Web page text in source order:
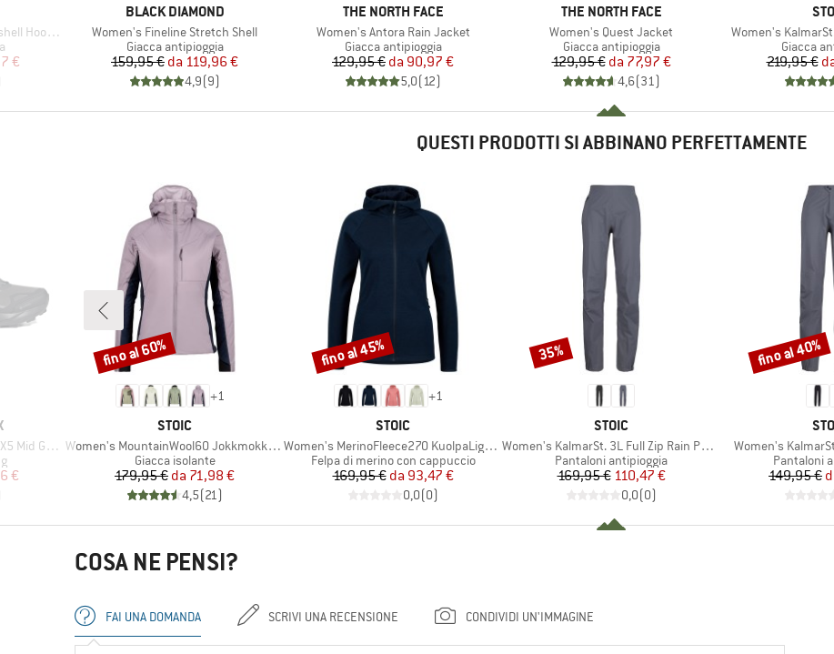
Jacket
€
MARCHIO
BLACK DIAMOND
Articolo
Women's Fineline Stretch Shell
Gruppo di prodotti
Giacca antipioggia
Prezzo
159,95 € Prezzo ridotto
da 119,96 €
4,9(9)
MARCHIO
THE NORTH FACE
Articolo
Women's Antora Rain Jacket
Gruppo di prodotti
Giacca antipioggia
Prezzo
129,95 € Prezzo ridotto
da 90,97 €
5,0(12)
MARCHIO
THE NORTH FACE
Articolo
Women's Quest Jacket
Gruppo di prodotti
Giacca antipioggia
Prezzo
129,95 € Prezzo ridotto
da 77,97 €
4,6(31)
Articolo
Women's
Gruppo
Giacca
219,95 €
QUESTI PRODOTTI SI ABBINANO PERFETTAMENTE
TEX
€
+1
MARCHIO
STOIC
Articolo
Women's MountainWool60 JokkmokkSt. Hybrid Hoody
Gruppo di prodotti
Giacca isolante
Prezzo
179,95 € Prezzo ridotto
da 71,98 €
4,5(21)
Sconto
fino al 60%
+1
MARCHIO
STOIC
Articolo
Women's MerinoFleece270 KuolpaLightSt. Zip Hoody
Gruppo di prodotti
Felpa di merino con cappuccio
Prezzo
169,95 € Prezzo ridotto
da 93,47 €
0,0(0)
Sconto
fino al 45%
MARCHIO
STOIC
Articolo
Women's KalmarSt. 3L Full Zip Rain Pants II
Gruppo di prodotti
Pantaloni antipioggia
Prezzo
169,95 €Prezzo ridotto
110,47 €
0,0(0)
Sconto
35%
Articolo
Women's
Gruppo di
Pantaloni
149,95 €
Sconto
fino al 40%
COSA NE PENSI?
FAI UNA DOMANDA SCRIVI UNA RECENSIONE CONDIVIDI UN'IMMAGINE